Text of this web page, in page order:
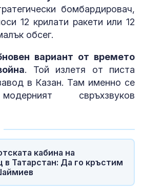
бомбардировач,
12 крилати ракети или 12
обсег.
вариант от времето
. Той излетя от писта
в Казан. Там именно се
свръхзвуков
кабина на
в Татарстан: Да го кръстим